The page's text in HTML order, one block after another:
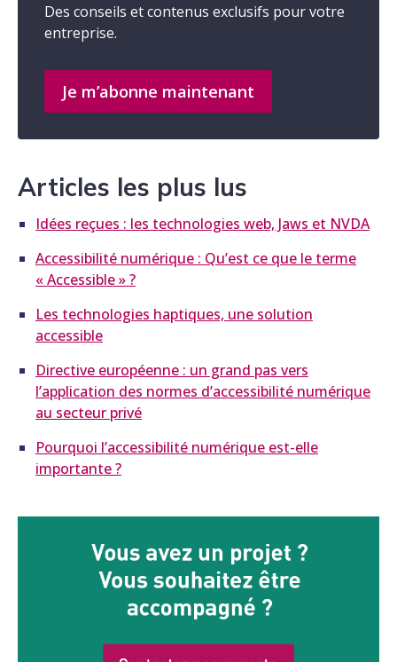
Des conseils et contenus exclusifs pour votre
entreprise.
Je m’abonne maintenant
Articles les plus lus
Idées reçues : les technologies web, Jaws et NVDA
Accessibilité numérique : Qu’est ce que le terme
« Accessible » ?
Les technologies haptiques, une solution
accessible
Directive européenne : un grand pas vers
l’application des normes d’accessibilité numérique
au secteur privé
Pourquoi l’accessibilité numérique est-elle
importante ?